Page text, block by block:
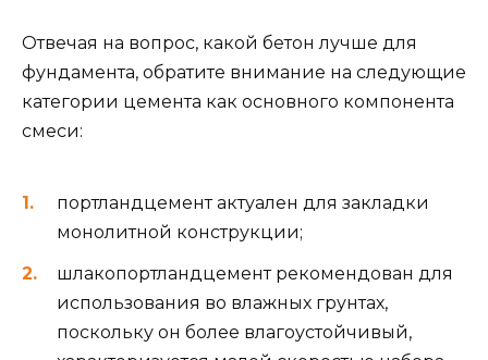
Отвечая на вопрос, какой бетон лучше для
фундамента, обратите внимание на следующие
категории цемента как основного компонента
смеси:
портландцемент актуален для закладки
монолитной конструкции;
шлакопортландцемент рекомендован для
использования во влажных грунтах,
поскольку он более влагоустойчивый,